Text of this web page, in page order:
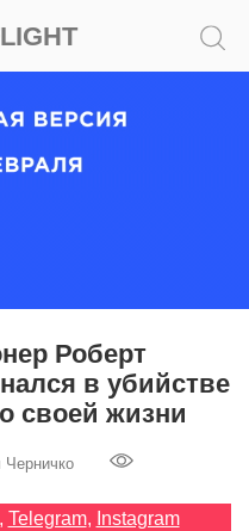
Роберт
в убийстве
своей жизни
Черничко
Telegram, Instagram